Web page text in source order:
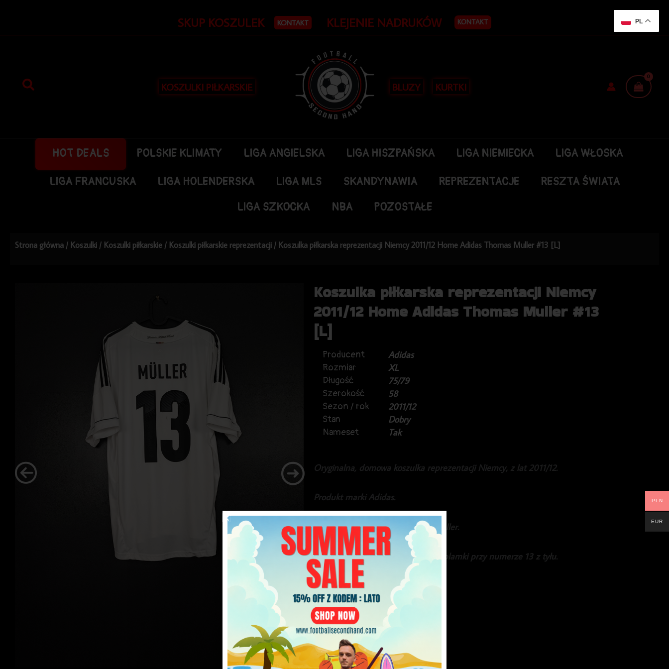
treści
SKUP KOSZULEK KONTAKT KLEJENIE NADRUKÓW KONTAKT
KOSZULKI PIŁKARSKIE BLUZY KURTKI
HOT DEALS POLSKIE KLIMATY LIGA ANGIELSKA LIGA HISZPAŃSKA LIGA NIEMIECKA LIGA WŁOSKA
LIGA FRANCUSKA LIGA HOLENDERSKA LIGA MLS SKANDYNAWIA REPREZENTACJE
RESZTA ŚWIATA
LIGA SZKOCKA
NBA POZOSTAŁE
Strona główna / Koszulki / Koszulki piłkarskie / Koszulki piłkarskie reprezentacji / Koszulka piłkarska reprezentacji Niemcy 2011/12 Home Adidas Thomas Muller #13 [L]
Koszulka piłkarska reprezentacji Niemcy
2011/12 Home Adidas Thomas Muller #13
[L]
Producent
Adidas
Rozmiar
XL
Długość
75/79
Szerokość
58
Sezon / rok
2011/12
Stan
Dobry
Nameset
Tak
Oryginalna, domowa koszulka reprezentacji Niemcy, z lat 2011/12.
Produkt marki Adidas.
Na plecach legendarny Thomas Muller.
Stan dobry, ze względu na drobne plamki przy numerze 13 z tyłu.
249.99zł
Najniższa cena w ciągu ostatnich 30 dni:
PL
PLN
EUR